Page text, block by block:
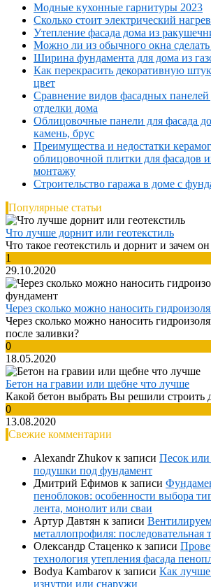
Модные кухонные гарнитуры 2023
Сколько стоит электрический
Утепление фасада дома из
Можно ли из обычного окна
Ширина фундамента для дома из
Как перекрасить декоративную
цвет
Сравнение видов фасадных
отделки дома
Облицовочные панели для фасада
камень, брус
Преимущества и недостатки
облицовочной плитки для фасадов
монтажу
Строительство гаража в доме с
Популярные статьи
Что лучше дорнит или геотекстиль
Что такое геотекстиль и дорнит и зачем
1
29.10.2020
Через сколько можно наносить
Через сколько можно наносить
после заливки?
0
18.05.2020
Бетон на гравии или щебне что лучше
Какой бетон выбрать Вы решили строить
0
13.08.2020
Свежие комментарии
Alexandr Zhukov к записи Песок
подушки под фундамент
Дмитрий Ефимов к записи
пеноблоков: особенности выбора
лента, монолит или сваи
Артур Давтян к записи
металлопрофиля: последовательная
Олександр Стаценко к записи
технология утепления фасада
Bodya Kambarov к записи Как
изнутри или снаружи